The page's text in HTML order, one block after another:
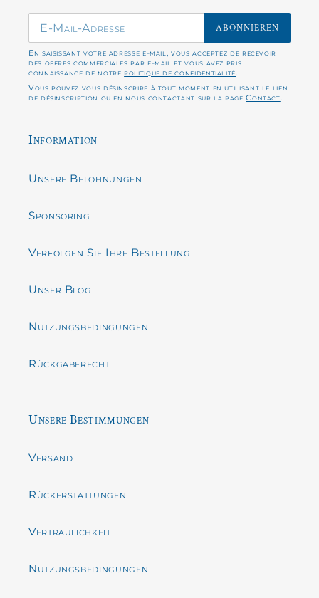
ABONNIEREN
En saisissant votre adresse e-mail, vous acceptez de recevoir
des offres commerciales par e-mail et vous avez pris
connaissance de notrepolitique de confidentialité.
Vous pouvez vous désinscrire à tout moment en utilisant le lien
de désinscription ou en nous contactant sur la pageContact.
Information
Unsere Belohnungen
Sponsoring
Verfolgen Sie Ihre Bestellung
Unser Blog
Nutzungsbedingungen
Rückgaberecht
Unsere Bestimmungen
Versand
Rückerstattungen
Vertraulichkeit
Nutzungsbedingungen